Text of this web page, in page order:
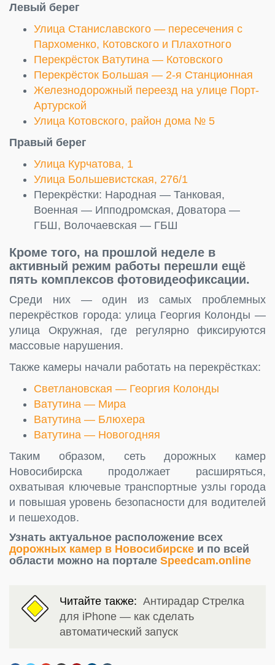
Левый берег
Улица Станиславского — пересечения с
Пархоменко, Котовского и Плахотного
Перекрёсток Ватутина — Котовского
Перекрёсток Большая — 2-я Станционная
Железнодорожный переезд на улице Порт-
Артурской
Улица Котовского, район дома № 5
Правый берег
Улица Курчатова, 1
Улица Большевистская, 276/1
Перекрёстки: Народная — Танковая,
Военная — Ипподромская, Доватора —
ГБШ, Волочаевская — ГБШ
Кроме того, на прошлой неделе в
активный режим работы перешли ещё
пять комплексов фотовидеофиксации.
Среди них — один из самых проблемных
перекрёстков города: улица Георгия Колонды —
улица Окружная, где регулярно фиксируются
массовые нарушения.
Также камеры начали работать на перекрёстках:
Светлановская — Георгия Колонды
Ватутина — Мира
Ватутина — Блюхера
Ватутина — Новогодняя
Таким образом, сеть дорожных камер
Новосибирска продолжает расширяться,
охватывая ключевые транспортные узлы города
и повышая уровень безопасности для водителей
и пешеходов.
Узнать актуальное расположение всех
дорожных камер в Новосибирске и по всей
области можно на портале Speedcam.online
Читайте также: Антирадар Стрелка
для iPhone — как сделать
автоматический запуск